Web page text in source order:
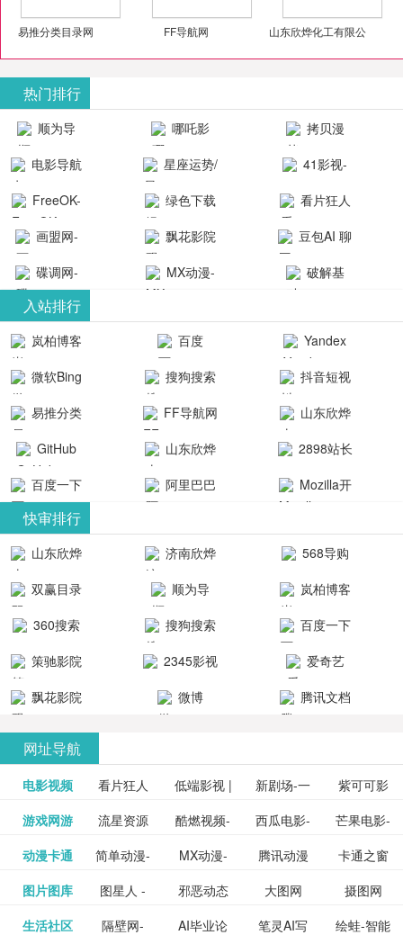
易推分类目录网 FF导航网
山东欣烨化工有限公
热门排行
顺为导
航-办公运营
哪吒影
院-哪吒影院
提供最新、
最全的高清
电影、电视
剧、动漫和
综艺节目免
费观看。平
台内容丰
富，更新快
速，支持在
线观看，满
足各类影迷
需求，提供
无广告、高
清流畅的观
影体验。
拷贝漫
画-官网
动漫综合
电影导航
- 免费看电影
就来这！ | 快
导航网-免费
看电影就来
这！收录大
量免费看电
影网站！
星座运势/
最星座/美国
神婆星座网
41影视-
聚合最近好
看的电视剧
最新电影网
站-41影视为
成全短剧电
视剧、电视
剧大全、好
看的电视
剧、最新的
电影在线观
看，神马影
最新好看的
剧片、爱情
片、搞笑片
等全新电
影，是影
FreeOK-
FreeOK影视
官网-最新影
视资源|追剧
也很卷
绿色下载
吧
看片狂人
- 高清视频资
源免费在线
观看
画盟网-
画师联盟官
网
_huashilm.com_
动漫综合
飘花影院
网
豆包AI 聊
天智能对话
网页版入口
碟调网-
碟调网为您
提供最新电
视剧和2025
年最新电影
的在线观
看，快来碟
调电影网在
线观看最新
热门影视作
MX动漫-
漫免费在线
观看
破解基
整合当前互
联网最新最
全最优质的
软件免费下
载、资源免
费共享、技
术教程学习
台！整合破
合破解游
戏、整合安
卓破解软件
分享与下
载！旨在打
件共享站、
资源
入站排行
岚柏博客 百度
Yandex
搜索
微软Bing
搜狗搜索
引擎
抖音短视
频
易推分类
目录网
FF导航网
山东欣烨
化工有限公
GitHub
山东欣烨
生物科技有
2898站长
资源平台
百度一下
阿里巴巴
Mozilla开
快审排行
山东欣烨
生物科技有
济南欣烨
科技有限公
568导购
网
双赢目录
顺为导
航-办公运营
岚柏博客
360搜索
搜狗搜索
百度一下
策驰影院
2345影视
大全
爱奇艺
VIP会员
飘花影院
微博 腾讯文档
网址导航
电影视频 看片狂人 低端影视 |
免费高清
在线电影
新剧场-一
个网盘资
源分享小
紫可可影
视-紫可可,
免费提供
泡剧网_最
新电视剧
免费在线
更多>>
游戏网游 流星资源
网-流星蝴
蝶剑官网
酷燃视频-
致力于打
造中国领
西瓜电影-
西瓜视频
网站电影
芒果电影-
芒果TV网
站电影频
豆瓣电影-
豆瓣电影
更多>>
动漫卡通 简单动漫-
日本动画
MX动漫-
最新最全
腾讯动漫
频道
卡通之窗
三毛漫画
网
更多>>
图片图库 图星人 -
设计图片
邪恶动态
图片大全
大图网
摄图网
图行天下
更多>>
生活社区 隔壁网- AI毕业论 笔灵AI写 绘蛙-智能